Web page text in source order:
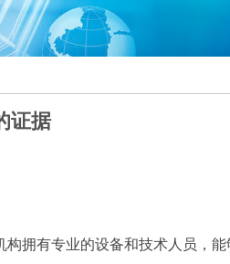
证据
构拥有专业的设备和技术人员，